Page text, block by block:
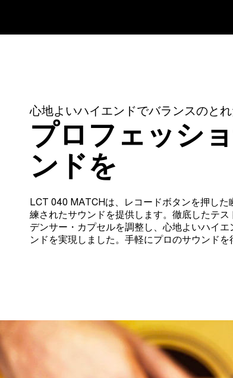
心地よいハイエンドでバランスのと
プロフェッシ
ンドを
LCT 040 MATCHは、レコードボタンを押し
練されたサウンドを提供します。徹底したテ
デンサー・カプセルを調整し、心地よいハイ
ンドを実現しました。手軽にプロのサウンドを